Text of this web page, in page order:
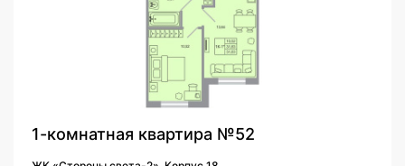
1-комнатная квартира №52